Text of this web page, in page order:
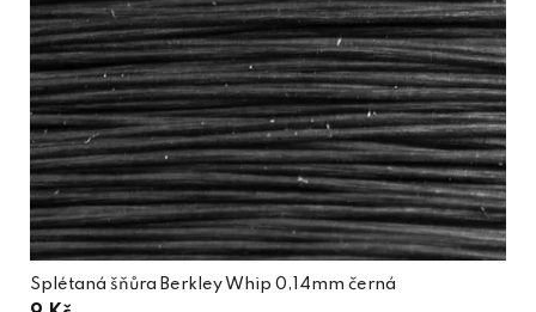
Splétaná šňůra Berkley Whip 0,14mm černá